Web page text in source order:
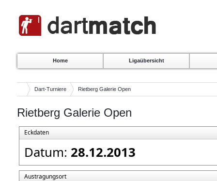
Home Ligaübersicht
Dart-Turniere Rietberg Galerie Open
Rietberg Galerie Open
Eckdaten
Datum: 28.12.2013
Austragungsort